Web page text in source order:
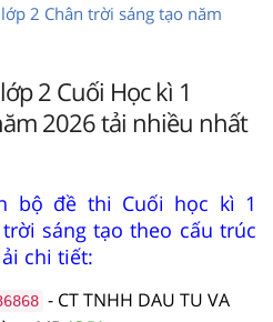
2 Chân trời sáng tạo năm
2 Cuối Học kì 1
2026 tải nhiều nhất
bộ đề thi Cuối học kì 1
sáng tạo theo cấu trúc
chi tiết:
- CT TNHH DAU TU VA